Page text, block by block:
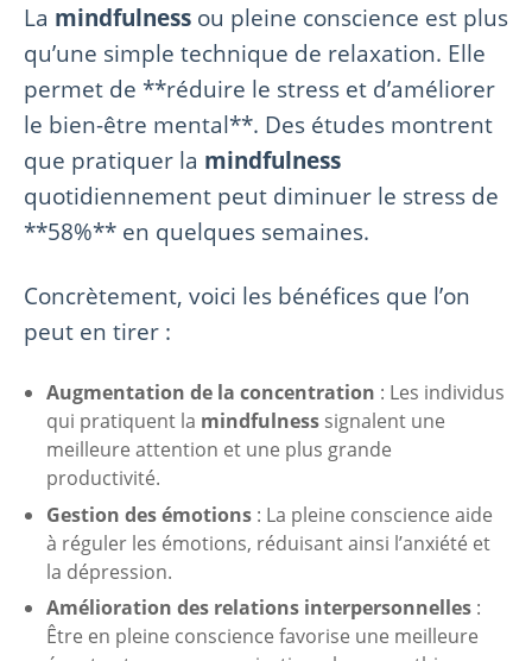
La mindfulness ou pleine conscience est plus
qu’une simple technique de relaxation. Elle
permet de **réduire le stress et d’améliorer
le bien-être mental**. Des études montrent
que pratiquer la mindfulness
quotidiennement peut diminuer le stress de
**58%** en quelques semaines.
Concrètement, voici les bénéfices que l’on
peut en tirer :
Augmentation de la concentration : Les individus
qui pratiquent la mindfulness signalent une
meilleure attention et une plus grande
productivité.
Gestion des émotions : La pleine conscience aide
à réguler les émotions, réduisant ainsi l’anxiété et
la dépression.
Amélioration des relations interpersonnelles :
Être en pleine conscience favorise une meilleure